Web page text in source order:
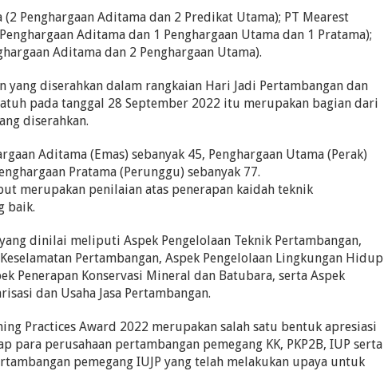
(2 Penghargaan Aditama dan 2 Predikat Utama); PT Mearest
Aditama dan 1 Penghargaan Utama dan 1 Pratama);
Aditama dan 2 Penghargaan Utama).
yang diserahkan dalam rangkaian Hari Jadi Pertambangan dan
pada tanggal 28 September 2022 itu merupakan bagian dari
diserahkan.
Aditama (Emas) sebanyak 45, Penghargaan Utama (Perak)
Pratama (Perunggu) sebanyak 77.
merupakan penilaian atas penerapan kaidah teknik
baik.
dinilai meliputi Aspek Pengelolaan Teknik Pertambangan,
Pertambangan, Aspek Pengelolaan Lingkungan Hidup
Penerapan Konservasi Mineral dan Batubara, serta Aspek
dan Usaha Jasa Pertambangan.
Practices Award 2022 merupakan salah satu bentuk apresiasi
para perusahaan pertambangan pemegang KK, PKP2B, IUP serta
pemegang IUJP yang telah melakukan upaya untuk